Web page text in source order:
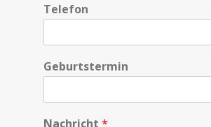
Telefon
E
-
a
Geburtstermin
ENachricht *